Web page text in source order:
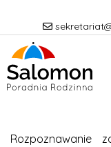
Rozpoznawanie